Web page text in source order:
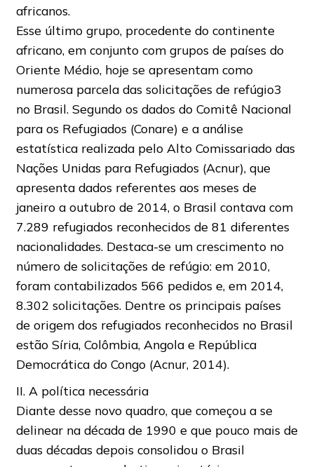
africanos.
Esse último grupo, procedente do continente
africano, em conjunto com grupos de países do
Oriente Médio, hoje se apresentam como
numerosa parcela das solicitações de refúgio3
no Brasil. Segundo os dados do Comitê Nacional
para os Refugiados (Conare) e a análise
estatística realizada pelo Alto Comissariado das
Nações Unidas para Refugiados (Acnur), que
apresenta dados referentes aos meses de
janeiro a outubro de 2014, o Brasil contava com
7.289 refugiados reconhecidos de 81 diferentes
nacionalidades. Destaca-se um crescimento no
número de solicitações de refúgio: em 2010,
foram contabilizados 566 pedidos e, em 2014,
8.302 solicitações. Dentre os principais países
de origem dos refugiados reconhecidos no Brasil
estão Síria, Colômbia, Angola e República
Democrática do Congo (Acnur, 2014).
II. A política necessária
Diante desse novo quadro, que começou a se
delinear na década de 1990 e que pouco mais de
duas décadas depois consolidou o Brasil